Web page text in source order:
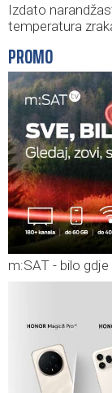
Izdato
temperatura
PROMO
m:SAT - bilo gdje